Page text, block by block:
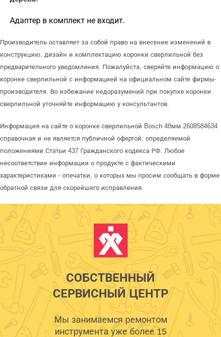
Адаптер в комплект не входит.
Производитель оставляет за собой право на внесение изменений в
конструкцию, дизайн и комплектацию коронки сверлильной без
предварительного уведомления. Пожалуйста, сверяйте информацию о
коронке сверлильной с информацией на официальном сайте фирмы-
производителя. Во избежание недоразумений при покупке коронки
сверлильной уточняйте информацию у консультантов.
Информация на сайте о коронке сверлильной Bosch 48мм 2608584634
справочная и не является публичной офертой, определяемой
положениями Статьи 437 Гражданского кодекса РФ. Любое
несоответствие информации о продукте с фактическими
характеристиками - опечатки, о которых мы просим сообщать в форме
обратной связи для скорейшего исправления.
СОБСТВЕННЫЙ
СЕРВИСНЫЙ ЦЕНТР
Мы занимаемся ремонтом
инструмента уже более 15